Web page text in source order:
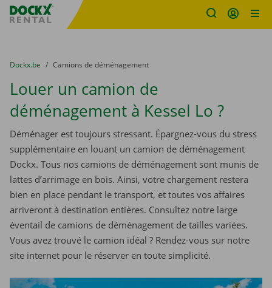
sitename
You are here:
du
Dockx.be to
Camions de déménagement
Louer un camion de
déménagement à Kessel Lo ?
Déménager est toujours stressant. Épargnez-vous du stress
supplémentaire en louant un camion de déménagement
Dockx. Tous nos camions de déménagement sont munis de
lattes d’arrimage en bois. Ainsi, votre chargement restera
bien en place pendant le transport, et toutes vos affaires
arriveront à destination entières. Consultez notre large
éventail de camions de déménagement de tailles variées.
Vous avez trouvé le camion idéal ? Rendez-vous sur notre
site internet pour le réserver en toute simplicité.